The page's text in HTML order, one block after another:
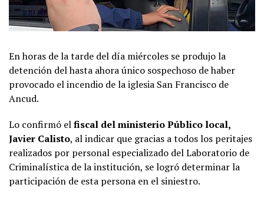
En horas de la tarde del día miércoles se produjo la
detención del hasta ahora único sospechoso de haber
provocado el incendio de la iglesia San Francisco de
Ancud.
Lo confirmó elfiscal del ministerio Público local,
Javier Calisto, al indicar que gracias a todos los peritajes
realizados por personal especializado del Laboratorio de
Criminalística de la institución, se logró determinar la
participación de esta persona en el siniestro.